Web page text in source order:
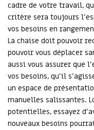
cadre de votre travail,
critère sera toujours
vos besoins en
La chaise doit pouvoir
pouvoir vous déplacer
aussi vous assurer que
vos besoins, qu’il
un espace de
manuelles salissantes.
potentielles, essayez
nouveaux besoins